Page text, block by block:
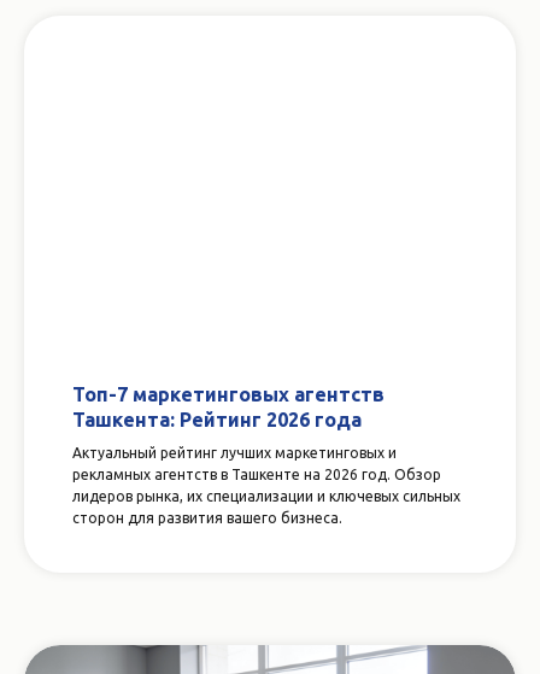
Топ-7 маркетинговых агентств
Ташкента: Рейтинг 2026 года
Актуальный рейтинг лучших маркетинговых и
рекламных агентств в Ташкенте на 2026 год. Обзор
лидеров рынка, их специализации и ключевых сильных
сторон для развития вашего бизнеса.